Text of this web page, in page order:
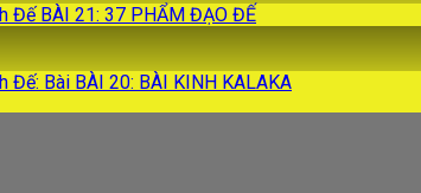
Đế BÀI 21: 37 PHẨM ĐẠO ĐẾ
Đế: Bài BÀI 20: BÀI KINH KALAKA